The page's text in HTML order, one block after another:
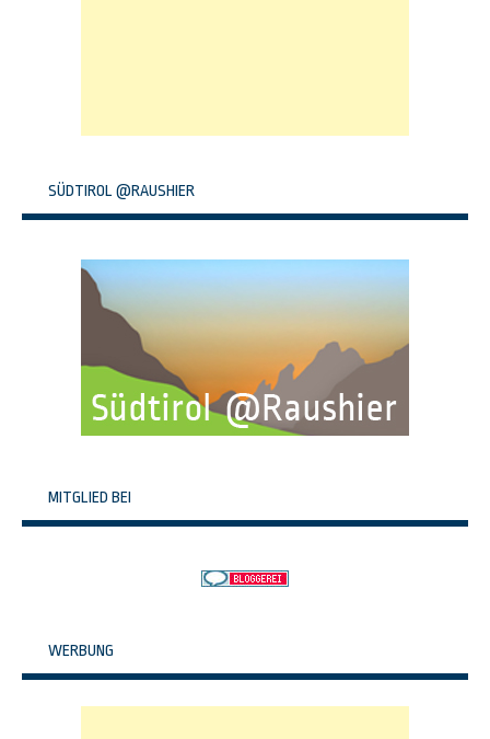
SÜDTIROL @RAUSHIER
MITGLIED BEI
WERBUNG